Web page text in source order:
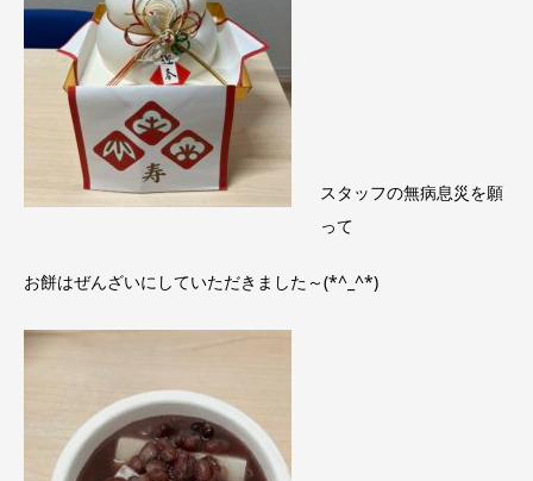
スタッフの無病息災を願
って
お餅はぜんざいにしていただきました～(*^_^*)